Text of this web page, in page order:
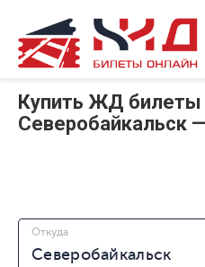
Купить ЖД билеты
Северобайкальск
Откуда